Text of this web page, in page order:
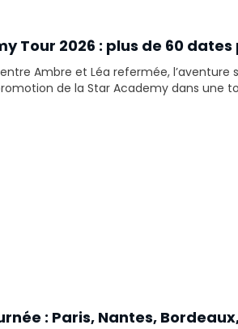
Tour 2026 : plus de 60
Ambre et Léa refermée,
de la Star Academy dans une
: Paris, Nantes,